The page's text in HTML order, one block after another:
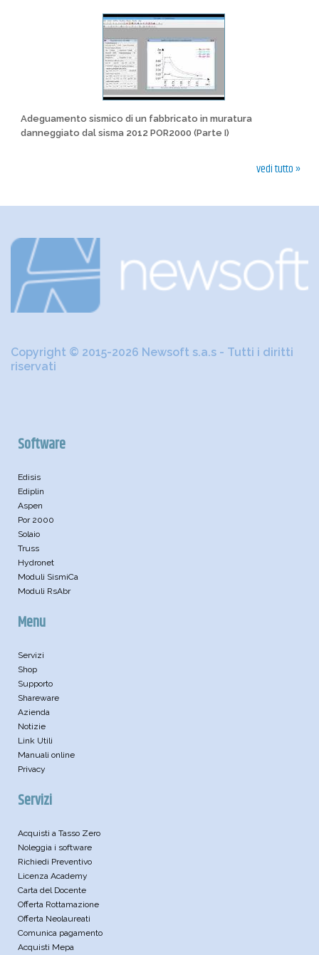
Adeguamento sismico di un fabbricato in muratura
danneggiato dal sisma 2012 POR2000 (Parte I)
vedi tutto »
Copyright © 2015-2026 Newsoft s.a.s - Tutti i diritti
riservati
Software
Edisis
Ediplin
Aspen
Por 2000
Solaio
Truss
Hydronet
Moduli SismiCa
Moduli RsAbr
Menu
Servizi
Shop
Supporto
Shareware
Azienda
Notizie
Link Utili
Manuali online
Privacy
Servizi
Acquisti a Tasso Zero
Noleggia i software
Richiedi Preventivo
Licenza Academy
Carta del Docente
Offerta Rottamazione
Offerta Neolaureati
Comunica pagamento
Acquisti Mepa